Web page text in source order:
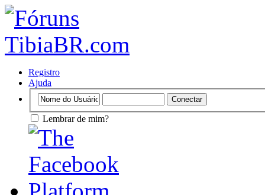
Registro
Ajuda
Lembrar de mim?